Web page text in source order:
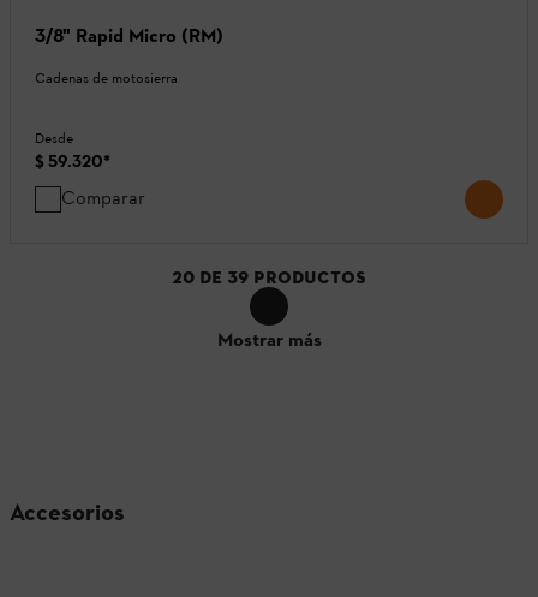
3/8" Rapid Micro (RM)
Cadenas de motosierra
Desde
$ 59.320*
Comparar
20 DE 39 PRODUCTOS
Mostrar más
Accesorios